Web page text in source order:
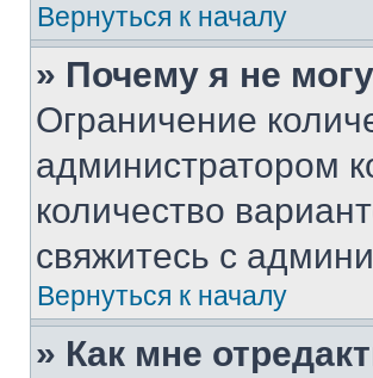
Вернуться к началу
» Почему я не
Ограничение
администратором
количество
свяжитесь с
Вернуться к началу
» Как мне